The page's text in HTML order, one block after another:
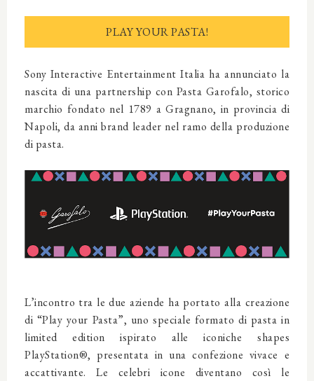
PLAY YOUR PASTA!
Sony Interactive Entertainment Italia ha annunciato la
nascita di una partnership con Pasta Garofalo, storico
marchio fondato nel 1789 a Gragnano, in provincia di
Napoli, da anni brand leader nel ramo della produzione
di pasta.
L’incontro tra le due aziende ha portato alla creazione
di “Play your Pasta”, uno speciale formato di pasta in
limited edition ispirato alle iconiche shapes
PlayStation®, presentata in una confezione vivace e
accattivante. Le celebri icone diventano così le